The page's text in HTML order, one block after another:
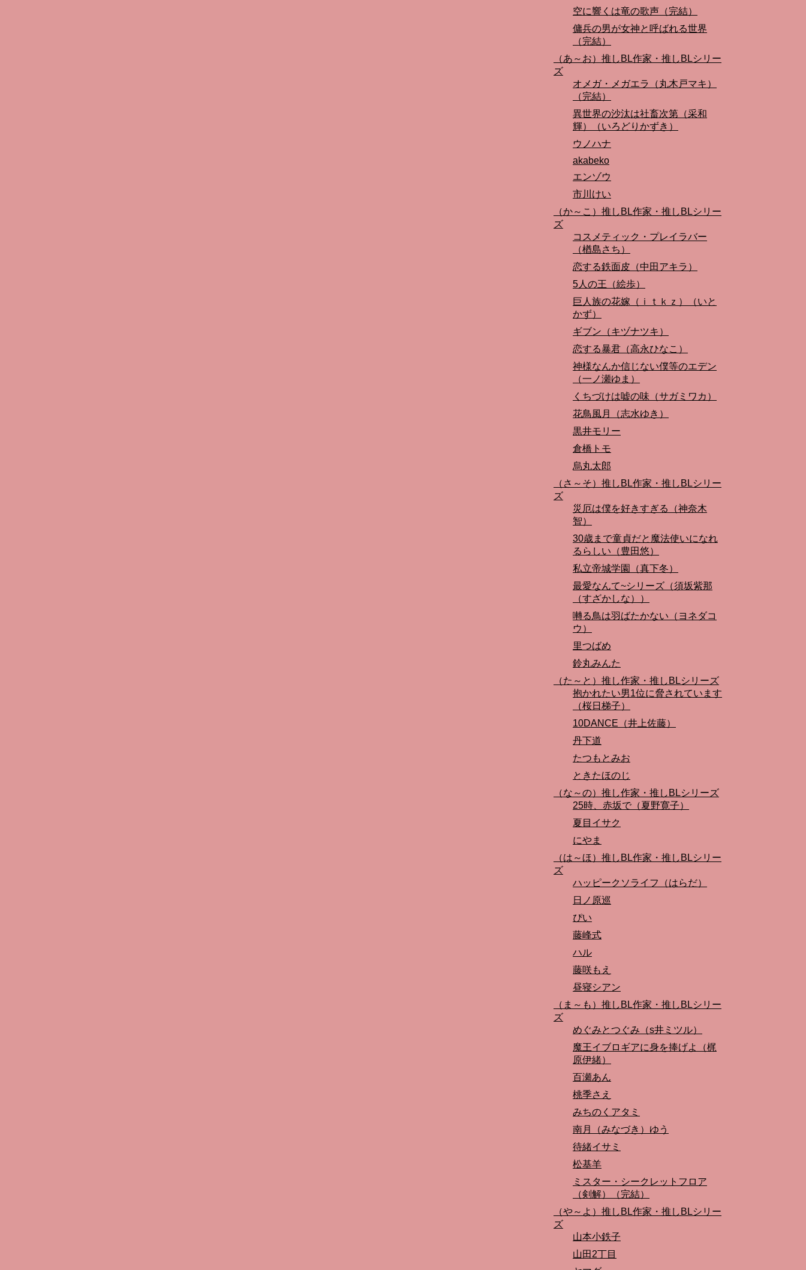
空に響くは竜の歌声（完結）
傭兵の男が女神と呼ばれる世界
（完結）
（あ～お）推しBL作家・推しBLシリー
ズ
オメガ・メガエラ（丸木戸マキ）
（完結）
異世界の沙汰は社畜次第（采和
輝）（いろどりかずき）
ウノハナ
akabeko
エンゾウ
市川けい
（か～こ）推しBL作家・推しBLシリー
ズ
コスメティック・プレイラバー
（楢島さち）
恋する鉄面皮（中田アキラ）
5人の王（絵歩）
巨人族の花嫁（ｉｔｋｚ）（いと
かず）
ギブン（キヅナツキ）
恋する暴君（高永ひなこ）
神様なんか信じない僕等のエデン
（一ノ瀬ゆま）
くちづけは嘘の味（サガミワカ）
花鳥風月（志水ゆき）
黒井モリー
倉橋トモ
烏丸太郎
（さ～そ）推しBL作家・推しBLシリー
ズ
災厄は僕を好きすぎる（神奈木
智）
30歳まで童貞だと魔法使いになれ
るらしい（豊田悠）
私立帝城学園（真下冬）
最愛なんて~シリーズ（須坂紫那
（すざかしな））
囀る鳥は羽ばたかない（ヨネダコ
ウ）
里つばめ
鈴丸みんた
（た～と）推し作家・推しBLシリーズ
抱かれたい男1位に脅されています
（桜日梯子）
10DANCE（井上佐藤）
丹下道
たつもとみお
ときたほのじ
（な～の）推し作家・推しBLシリーズ
25時、赤坂で（夏野寛子）
夏目イサク
にやま
（は～ほ）推しBL作家・推しBLシリー
ズ
ハッピークソライフ（はらだ）
日ノ原巡
ぴい
藤峰式
ハル
藤咲もえ
昼寝シアン
（ま～も）推しBL作家・推しBLシリー
ズ
めぐみとつぐみ（s井ミツル）
魔王イブロギアに身を捧げよ（梶
原伊緒）
百瀬あん
桃季さえ
みちのくアタミ
南月（みなづき）ゆう
待緒イサミ
松基羊
ミスター・シークレットフロア
（剣解）（完結）
（や～よ）推しBL作家・推しBLシリー
ズ
山本小鉄子
山田2丁目